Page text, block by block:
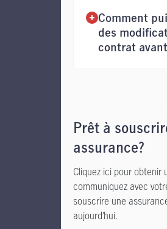
Comment
des
contrat
Prêt à
assurance?
Cliquez ici pour obtenir
communiquez avec
souscrire une
aujourd’hui.